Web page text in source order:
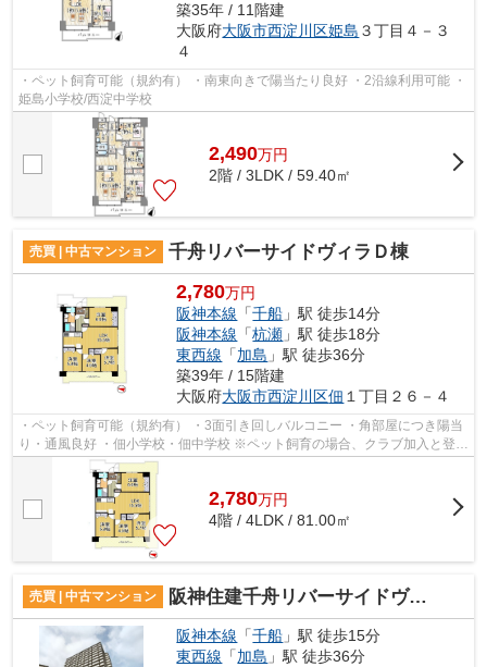
築35年 / 11階建
大阪府大阪市西淀川区姫島 ３丁目４－３
４
・ペット飼育可能（規約有） ・南東向きで陽当たり良好 ・2沿線利用可能 ・
姫島小学校/西淀中学校
2,490万円
2階 / 3LDK / 59.40㎡
売買 | 中古マンション 千舟リバーサイドヴィラＤ棟
2,780万円
阪神本線 「千船 」駅 徒歩14分
阪神本線 「杭瀬 」駅 徒歩18分
東西線 「加島 」駅 徒歩36分
築39年 / 15階建
大阪府大阪市西淀川区佃 １丁目２６－４
・ペット飼育可能（規約有） ・3面引き回しバルコニー ・角部屋につき陽当
り・通風良好 ・佃小学校・佃中学校 ※ペット飼育の場合、クラブ加入と登録
料3000円/年要
2,780万円
4階 / 4LDK / 81.00㎡
売買 | 中古マンション 阪神住建千舟リバーサイドヴィラＣ棟
阪神本線 「千船 」駅 徒歩15分
東西線 「加島 」駅 徒歩36分